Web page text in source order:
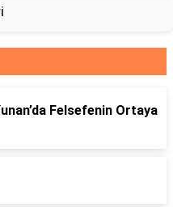
Felsefenin Ortaya